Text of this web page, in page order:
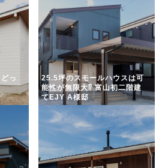
っ
25.5坪のスモールハウスは可
能性が無限大⁉ 富山初二階建
てEJY A様邸